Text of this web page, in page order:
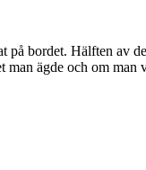
bordet. Hälften av
man ägde och om